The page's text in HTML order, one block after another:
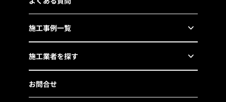
施工事例一覧
施工業者を探す
お問合せ